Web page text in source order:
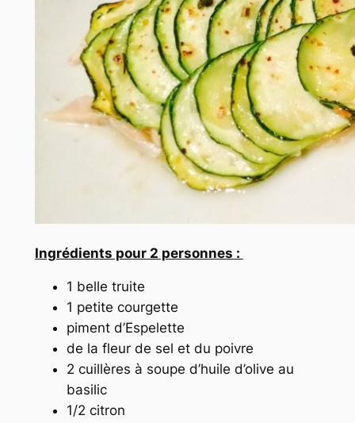
Ingrédients pour 2 personnes :
1 belle truite
1 petite courgette
piment d’Espelette
de la fleur de sel et du poivre
2 cuillères à soupe d’huile d’olive au
basilic
1/2 citron